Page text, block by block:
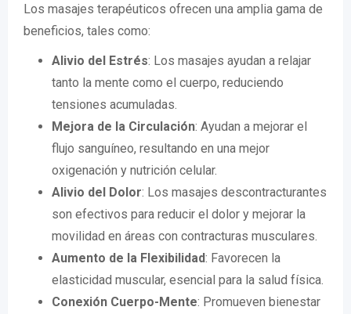
Los masajes terapéuticos ofrecen una amplia gama de
beneficios, tales como:
Alivio del Estrés: Los masajes ayudan a relajar
tanto la mente como el cuerpo, reduciendo
tensiones acumuladas.
Mejora de la Circulación: Ayudan a mejorar el
flujo sanguíneo, resultando en una mejor
oxigenación y nutrición celular.
Alivio del Dolor: Los masajes descontracturantes
son efectivos para reducir el dolor y mejorar la
movilidad en áreas con contracturas musculares.
Aumento de la Flexibilidad: Favorecen la
elasticidad muscular, esencial para la salud física.
Conexión Cuerpo-Mente: Promueven bienestar